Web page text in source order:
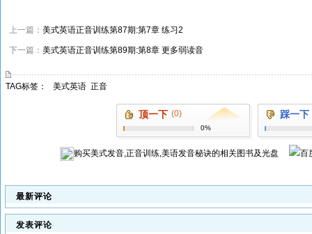
上一篇： 美式英语正音训练第87期:第7章 练习2
下一篇： 美式英语正音训练第89期:第8章 更多弱读音
TAG标签： 美式英语 正音
顶一下 (0)
0%
踩一下
购买美式发音,正音训练,美语发音秘诀的相关图书及光盘
最新评论
发表评论